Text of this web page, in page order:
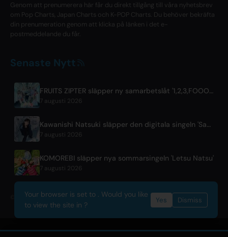
Genom att prenumerera här får du direkt tillgång till våra nyhetsbrev
om Pop Charts, Japan Charts och K-POP Charts. Du behöver bekräfta
din prenumeration genom att klicka på länken i det e-
postmeddelande du får.
Senaste Nytt
FRUITS ZIPTER släpper ny samarbetslåt '1,2,3,FOOOOUR'
7 augusti 2026
Kawanishi Natsuki släpper den digitala singeln 'Sayonara wa Ichiban Kirei na Atashi de'
7 augusti 2026
KOMOREBI släpper nya sommarsingeln 'Letsu Natsu'
7 augusti 2026
© 2026 OnlyHit. All rights reserved. - Metadata provided byACRCloud
Your browser is set to . Would you like
to view the site in ?
Yes Dismiss